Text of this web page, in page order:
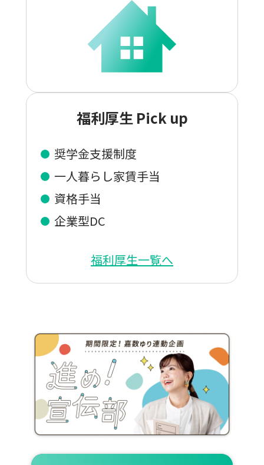
福利厚生 Pick up
奨学金支援制度
一人暮らし家賃手当
資格手当
企業型DC
福利厚生一覧へ